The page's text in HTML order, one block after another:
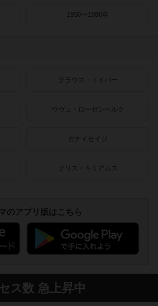
1950〜1980年
クラウス・トイバー
ウヴェ・ローゼンベルク
カナイセイジ
クリス・キリアムス
のアプリ版はこちら
ス数 急上昇中